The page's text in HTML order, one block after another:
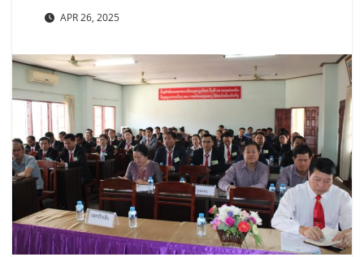
APR 26, 2025